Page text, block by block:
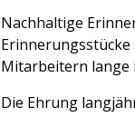
Nachhaltige
Mitarbeitern lange
Die Ehrung